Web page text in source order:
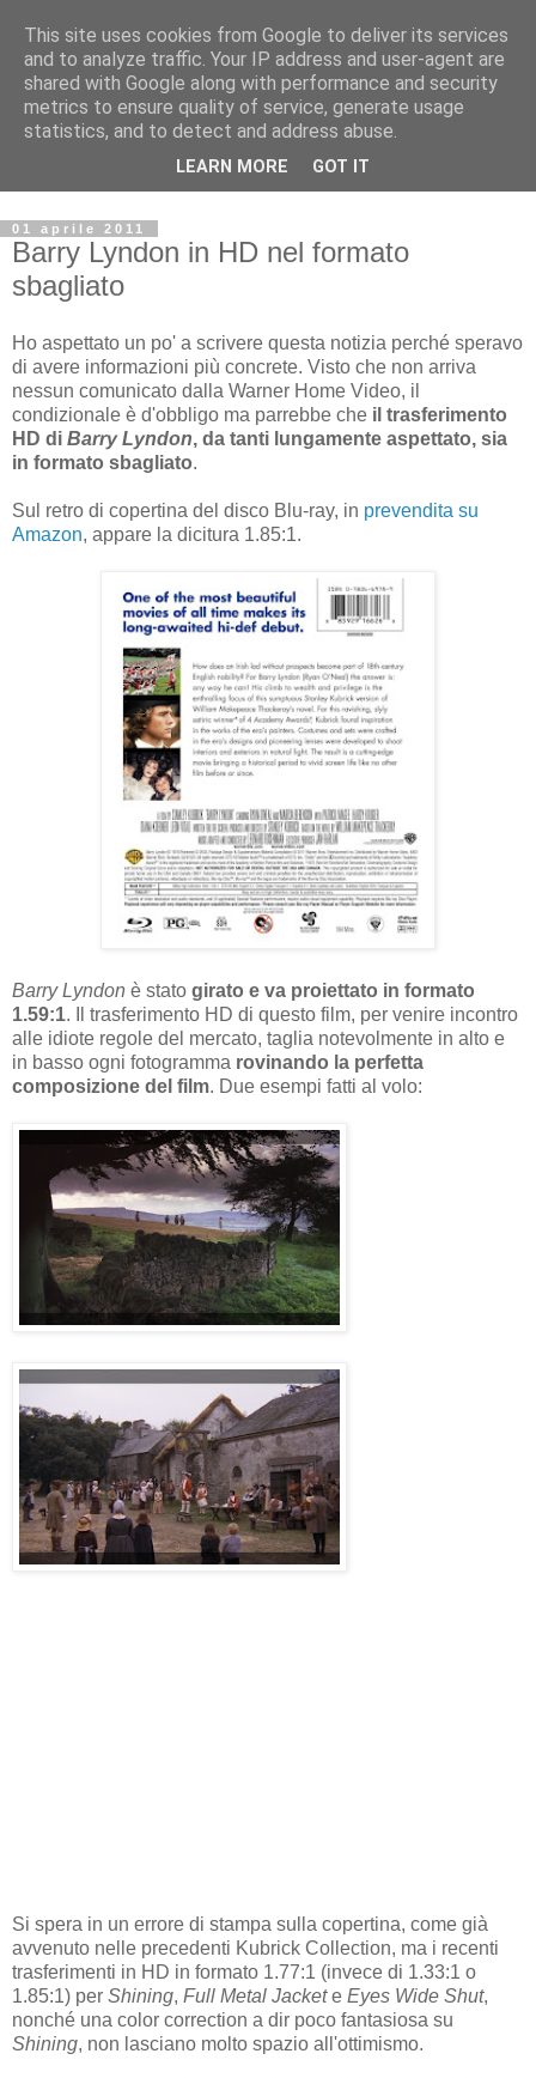
Archivio Kubrick: Blog
Commenti e notizie su Stanley Kubrick.
Segnalazione di eventi, nuovi libri in uscita, recensioni,
mostre e appuntamenti.
01 aprile 2011
Barry Lyndon in HD nel formato
sbagliato
Ho aspettato un po' a scrivere questa notizia perché speravo
di avere informazioni più concrete. Visto che non arriva
nessun comunicato dalla Warner Home Video, il
condizionale è d'obbligo ma parrebbe che il trasferimento
HD di Barry Lyndon, da tanti lungamente aspettato, sia
in formato sbagliato.
Sul retro di copertina del disco Blu-ray, in prevendita su
Amazon, appare la dicitura 1.85:1.
Barry Lyndon è stato girato e va proiettato in formato
1.59:1. Il trasferimento HD di questo film, per venire incontro
alle idiote regole del mercato, taglia notevolmente in alto e
in basso ogni fotogramma rovinando la perfetta
composizione del film. Due esempi fatti al volo:
Si spera in un errore di stampa sulla copertina, come già
avvenuto nelle precedenti Kubrick Collection, ma i recenti
trasferimenti in HD in formato 1.77:1 (invece di 1.33:1 o
1.85:1) per Shining, Full Metal Jackete Eyes Wide Shut,
nonché una color correction a dir poco fantasiosa su
Shining, non lasciano molto spazio all'ottimismo.
This site uses cookies from Google to deliver its services
and to analyze traffic. Your IP address and user-agent are
shared with Google along with performance and security
metrics to ensure quality of service, generate usage
statistics, and to detect and address abuse.
LEARN MORE GOT IT